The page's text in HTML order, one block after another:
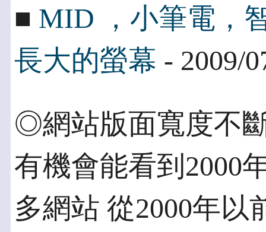
■ MID ，小筆電，
長大的螢幕 - 2009/
◎網站版面寬度不
有機會能看到2000
多網站 從2000年以